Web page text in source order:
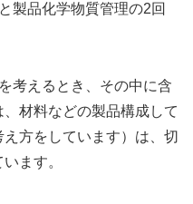
製品化学物質管理の2回
考えるとき、その中に含
材料などの製品構成して
方をしています）は、切
ます。